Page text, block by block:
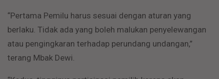
“Pertama Pemilu harus sesuai dengan aturan yang
berlaku. Tidak ada yang boleh malukan penyelewangan
atau pengingkaran terhadap perundang undangan,”
terang Mbak Dewi.